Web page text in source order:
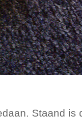
Staand is